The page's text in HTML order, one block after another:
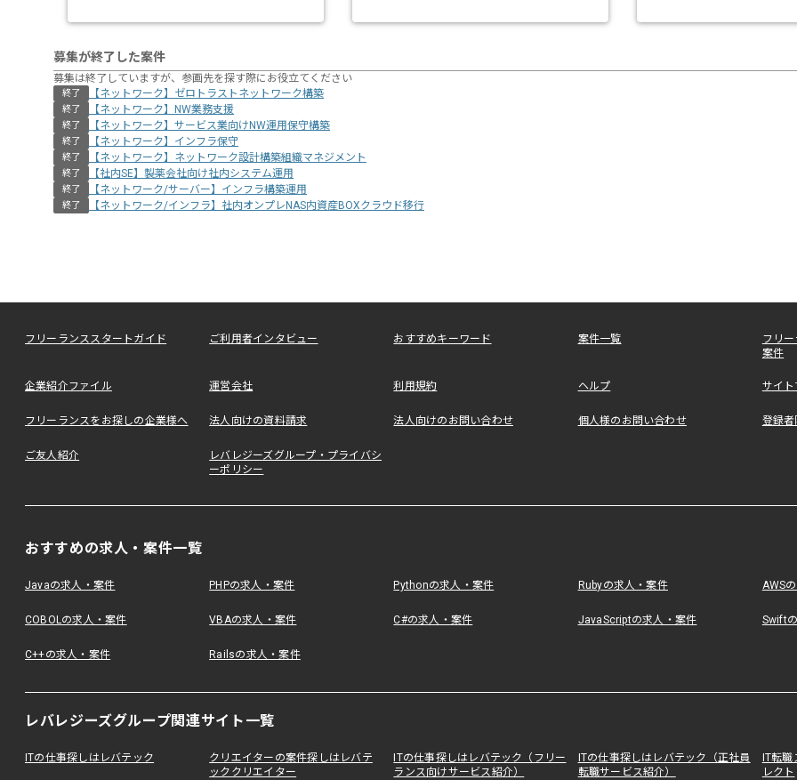
募集が終了した案件
募集は終了していますが、参画先を探す際にお役立てください
終了 【ネットワーク】ゼロトラストネットワーク構築
終了 【ネットワーク】NW業務支援
終了 【ネットワーク】サービス業向けNW運用保守構築
終了 【ネットワーク】インフラ保守
終了 【ネットワーク】ネットワーク設計構築組織マネジメント
終了 【社内SE】製薬会社向け社内システム運用
終了 【ネットワーク/サーバー】インフラ構築運用
終了 【ネットワーク/インフラ】社内オンプレNAS内資産BOXクラウド移行
フリーランススタートガイド ご利用者インタビュー おすすめキーワード 案件一覧
フリ
案件
企業紹介ファイル 運営会社 利用規約 ヘルプ サイ
フリーランスをお探しの企業様へ 法人向けの資料請求 法人向けのお問い合わせ 個人様のお問い合わせ 登録者
ご友人紹介
レバレジーズグループ・プライバシ
ーポリシー
おすすめの求人・案件一覧
Javaの求人・案件 PHPの求人・案件 Pythonの求人・案件 Rubyの求人・案件 AWS
COBOLの求人・案件 VBAの求人・案件 C#の求人・案件 JavaScriptの求人・案件 Swift
C++の求人・案件 Railsの求人・案件
レバレジーズグループ関連サイト一覧
ITの仕事探しはレバテック
クリエイターの案件探しはレバテ
ッククリエイター
ITの仕事探しはレバテック（フリー
ランス向けサービス紹介）
ITの仕事探しはレバテック（正社員
転職サービス紹介）
IT転
レクト